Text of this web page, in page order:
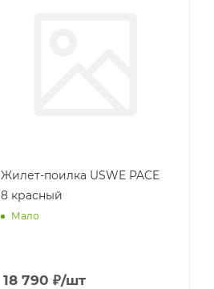
Жилет-поилка USWE PACE
8 красный
Мало
18 790 ₽/шт